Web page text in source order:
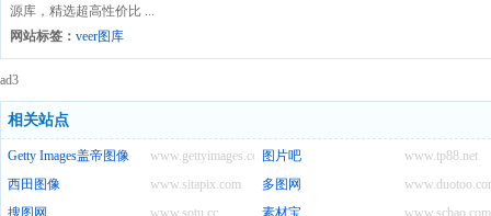
源库，精选超高性价比 ...
网站标签： veer图库
ad3
相关站点
www.gettyimages.com
Getty Images盖帝图像 www.tp88.net
图片吧
www.sitapix.com
西田图像
多图网
www.sotu.cc
搜图网 www.scbao.com
素材宝